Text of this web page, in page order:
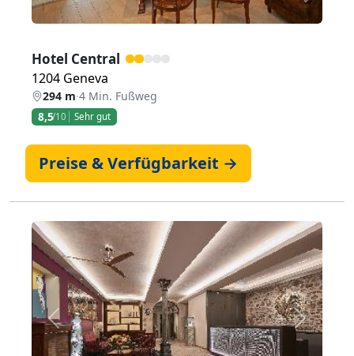
Hotel Central
1204 Geneva
294 m·4 Min. Fußweg
8,5/10 Sehr gut
Preise & Verfügbarkeit →
Zurück Weiter